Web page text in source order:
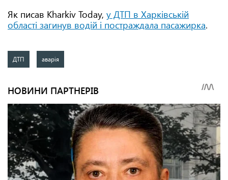
Як писав Kharkiv Today, у ДТП в Харківській
області загинув водій і постраждала пасажирка.
ДТП аварія